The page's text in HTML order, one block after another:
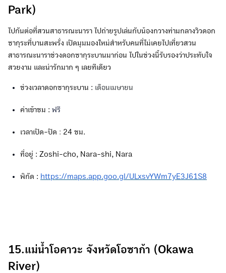
Park)
ไปกันต่อที่สวนสาธารณะนารา ไปถ่ายรูปเล่นกับน้องกวางท่ามกลางวิวดอก
ซากุระที่บานสะพรั่ง เปิดมุมมองใหม่สำหรับคนที่ไม่เคยไปเที่ยวสวน
สาธารณะนาราช่วงดอกซากุระบานมาก่อน ไปในช่วงนี้รับรองว่าประทับใจ
สวยงาม และน่ารักมาก ๆ เลยทีเดียว
ช่วงเวลาดอกซากุระบาน : เดือนเมษายน
ค่าเข้าชม : ฟรี
เวลาเปิด-ปิด : 24 ชม.
ที่อยู่ : Zoshi-cho, Nara-shi, Nara
พิกัด : https://maps.app.goo.gl/ULxsvYWm7yE3J61S8
15.แม่น้ำโอคาวะ จังหวัดโอซาก้า (Okawa
River)